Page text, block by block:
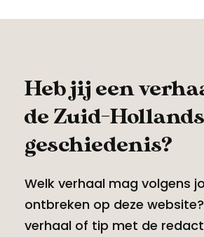
Heb jij een
de Zuid-
geschiedenis?
Welk verhaal mag volgens
ontbreken op deze
verhaal of tip met de